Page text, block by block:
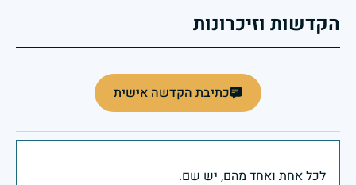
הקדשות וזיכרונות
כתיבת הקדשה אישית